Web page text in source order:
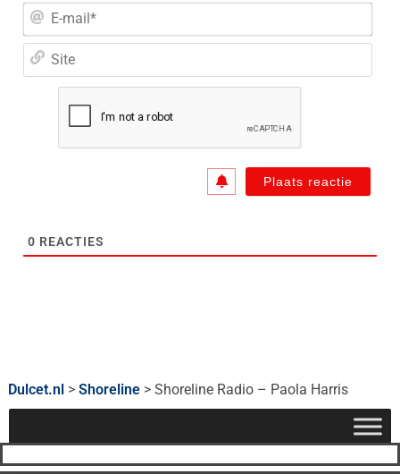
E-
0 REACTIES
Dulcet.nl > Shoreline > Shoreline Radio – Paola Harris